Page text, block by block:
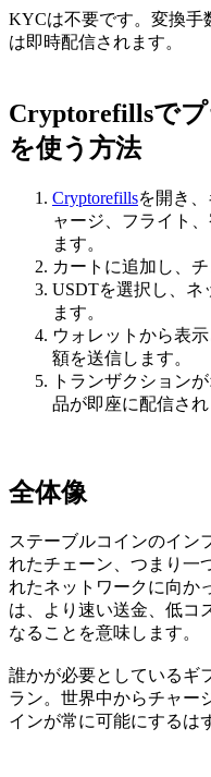
KYCは不要です。変換手
は即時配信されます。
Cryptorefillsで
を使う方法
Cryptorefillsを開き
ャージ、フライト
ます。
カートに追加し、
USDTを選択し、ネ
ます。
ウォレットから表
額を送信します。
トランザクション
品が即座に配信され
全体像
ステーブルコインのイン
れたチェーン、つまり一
れたネットワークに向か
は、より速い送金、低コ
なることを意味します。
誰かが必要としているギ
ラン。世界中からチャー
インが常に可能にするは